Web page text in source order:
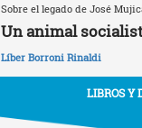
Sobre el legado de José
Un animal
Líber Borroni Rinaldi
LIBROS Y